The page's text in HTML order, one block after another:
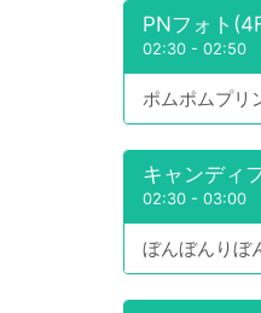
PNフォト
02:30 - 02:50
ポムポムプリ
キャンディ
02:30 - 03:00
ぼんぼんりぼ